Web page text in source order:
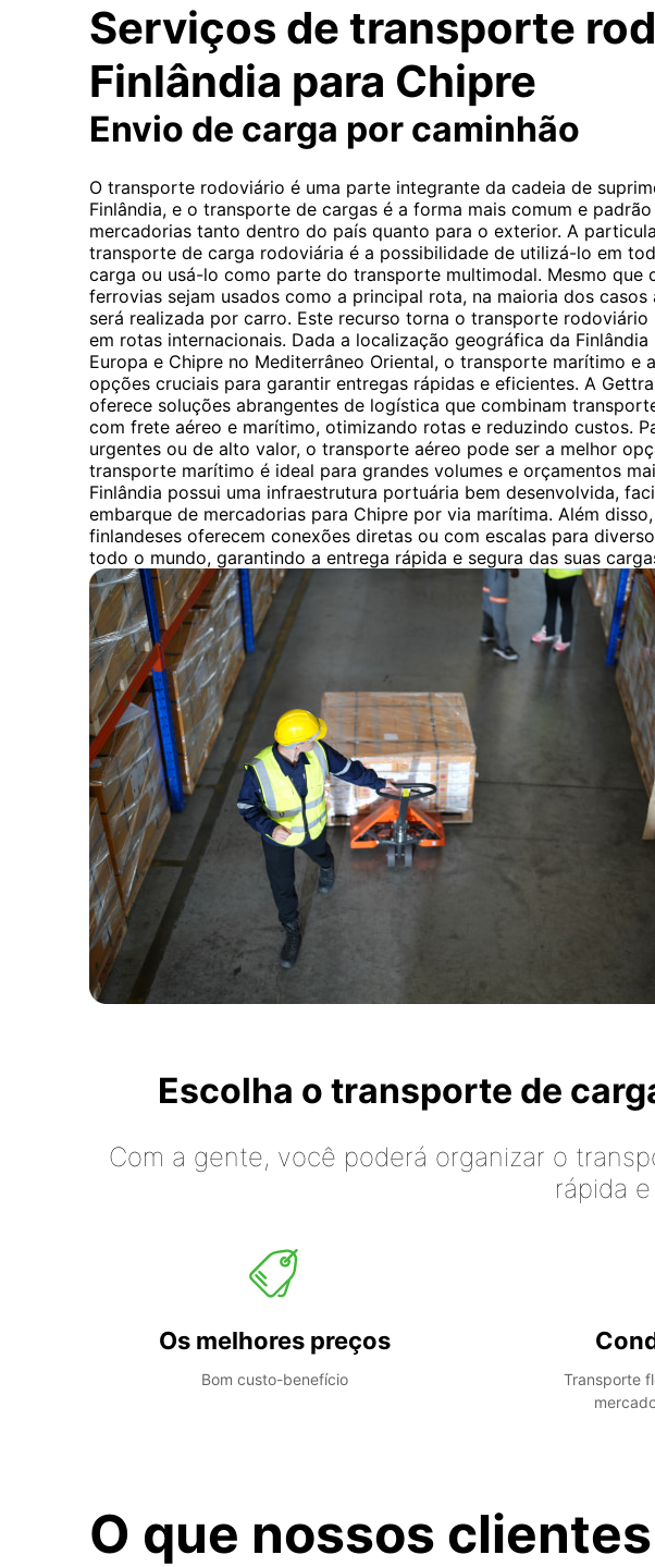
Serviços de transporte
Finlândia para Chipre
Envio de carga por caminhão
O transporte rodoviário é uma parte integrante da cadeia de
Finlândia, e o transporte de cargas é a forma mais comum e
mercadorias tanto dentro do país quanto para o exterior. A
transporte de carga rodoviária é a possibilidade de utilizá-lo em
carga ou usá-lo como parte do transporte multimodal. Mesmo que
ferrovias sejam usados ​​como a principal rota, na maioria dos casos
será realizada por carro. Este recurso torna o transporte rodoviário
em rotas internacionais. Dada a localização geográfica da
Europa e Chipre no Mediterrâneo Oriental, o transporte marítimo e
opções cruciais para garantir entregas rápidas e eficientes. A
oferece soluções abrangentes de logística que combinam
com frete aéreo e marítimo, otimizando rotas e reduzindo custos.
urgentes ou de alto valor, o transporte aéreo pode ser a melhor
transporte marítimo é ideal para grandes volumes e orçamentos
Finlândia possui uma infraestrutura portuária bem desenvolvida,
embarque de mercadorias para Chipre por via marítima. Além
finlandeses oferecem conexões diretas ou com escalas para
todo o mundo, garantindo a entrega rápida e segura das suas
Escolha o transporte de
Com a gente, você poderá organizar o
rápida
Os melhores preços
Bom custo-benefício
Transporte
O que nossos